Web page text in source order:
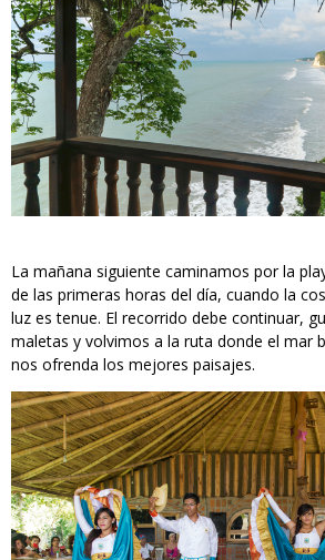
La mañana siguiente caminamos por la
de las primeras horas del día, cuando la
luz es tenue. El recorrido debe continuar,
maletas y volvimos a la ruta donde el mar
nos ofrenda los mejores paisajes.